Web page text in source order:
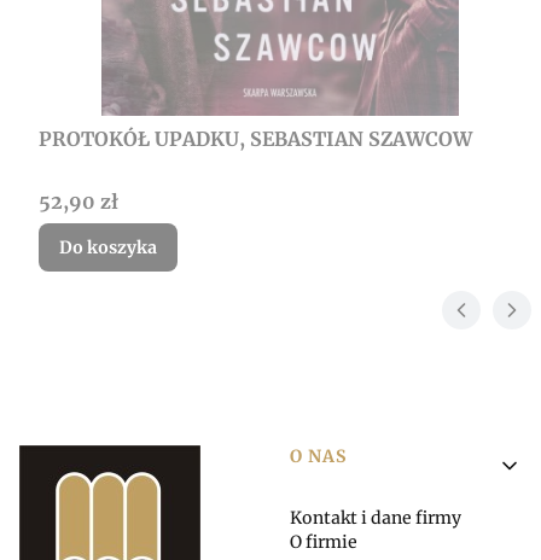
PROTOKÓŁ UPADKU, SEBASTIAN SZAWCOW
Cena
52,90 zł
Do koszyka
Linki w stopce
O NAS
Kontakt i dane firmy
O firmie